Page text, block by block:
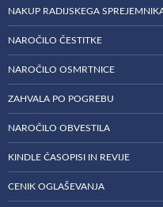
NAKUP RADIJSKEGA
NAROČILO ČESTITKE
NAROČILO OSMRTNICE
ZAHVALA PO POGREBU
NAROČILO OBVESTILA
KINDLE ČASOPISI IN REVIJE
CENIK OGLAŠEVANJA